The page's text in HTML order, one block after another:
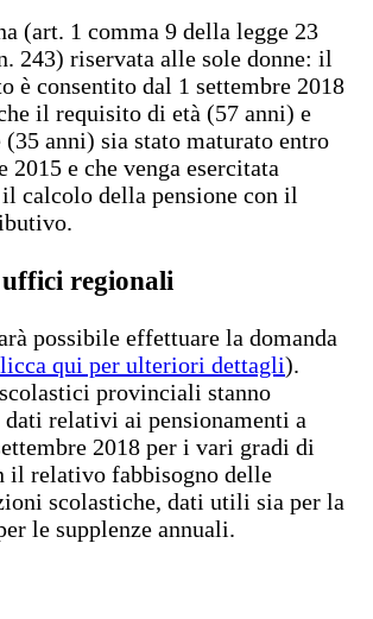
(art. 1 comma 9 della legge 23
243) riservata alle sole donne: il
è consentito dal 1 settembre 2018
il requisito di età (57 anni) e
anni) sia stato maturato entro
2015 e che venga esercitata
calcolo della pensione con il
regionali
possibile effettuare la domanda
qui per ulteriori dettagli).
provinciali stanno
relativi ai pensionamenti a
2018 per i vari gradi di
il relativo fabbisogno delle
scolastiche, dati utili sia per la
le supplenze annuali.